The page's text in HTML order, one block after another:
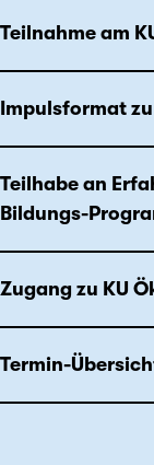
Teilnahme am
Impulsformat
Teilhabe an
Bildungs-
Zugang zu KU
Termin-